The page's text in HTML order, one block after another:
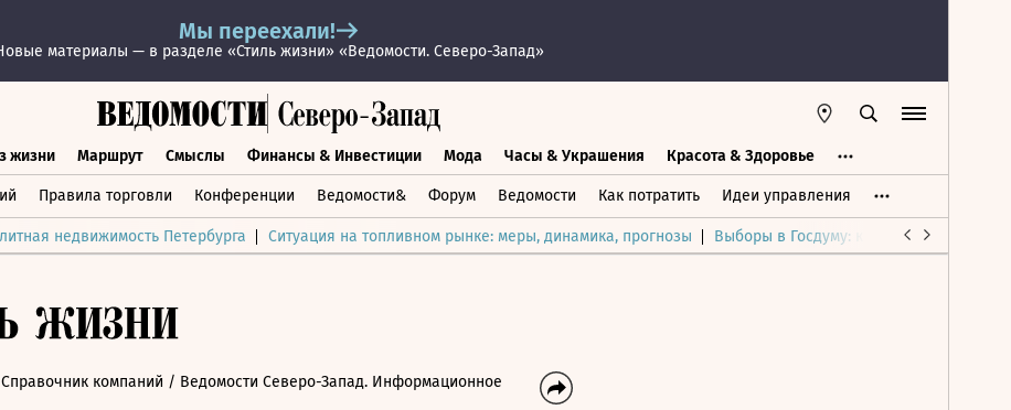
Мы переехали!
материалы — в разделе «Стиль жизни» «Ведомости. Северо-Запад»
жизни Маршрут Смыслы Финансы & Инвестиции Мода Часы & Украшения Красота & Здоровье
Правила торговли Конференции Ведомости& Форум Ведомости Как потратить Идеи управления
Образ жизни Маршрут Смыслы Финансы & Инвестиции Мода Часы & Украшения Дом & Интерьер
недвижимость Петербурга Ситуация на топливном рынке: меры, динамика, прогнозы
Выборы в Госдуму: каким был и будет
компаний / Ведомости Северо-Запад. Информационное